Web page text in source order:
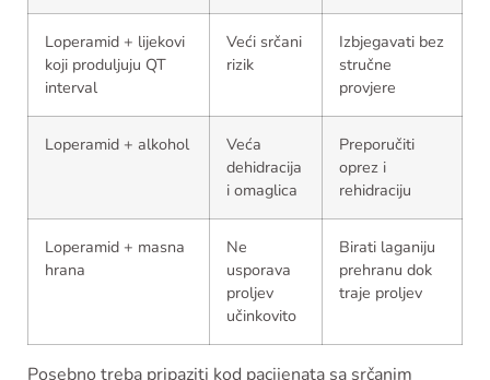
Loperamid + lijekovi
koji produljuju QT
interval
Veći srčani
rizik
Izbjegavati bez
stručne
provjere
Loperamid + alkohol
Veća
dehidracija
i omaglica
Preporučiti
oprez i
rehidraciju
Loperamid + masna
hrana
Ne
usporava
proljev
učinkovito
Birati laganiju
prehranu dok
traje proljev
Posebno treba pripaziti kod pacijenata sa srčanim